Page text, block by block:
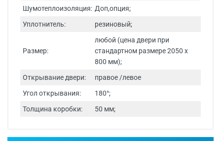
Шумотеплоизоляция: Доп,опция;
Уплотнитель:
резиновый;
Размер:
любой (цена двери при
стандартном размере 2050 х
800 мм);
Открывание двери:
правое /левое
Угол открывания:
180°;
Толщина коробки:
50 мм;
конструкцию, специально разработанную для дачных